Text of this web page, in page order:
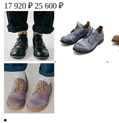
17 920 ₽ 25 600 ₽